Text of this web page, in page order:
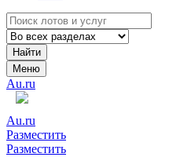
Найти
Меню
Au.ru
Au.ru
Разместить
Разместить